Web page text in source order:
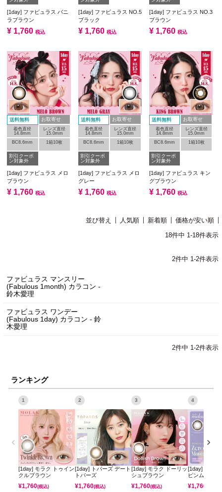
[1day] ファビュラス バニ
ラブラウン
¥ 1,760 税込
[1day] ファビュラス NO.5
ブラック
¥ 1,760 税込
[1day] ファビュラス NO.3
ブラウン
¥ 1,760 税込
送料無料 お取寄せ
着色直径
14.8mm
レンズ直径
15.0mm
BC8.6mm
1箱10枚
割引クーポ
ン対象外
[1day] ファビュラス メロ
ブラウン
¥ 1,760 税込
送料無料 お取寄せ
着色直径
14.8mm
レンズ直径
15.0mm
BC8.6mm
1箱10枚
割引クーポ
ン対象外
[1day] ファビュラス メロ
グレー
¥ 1,760 税込
送料無料 お取寄せ
着色直径
14.8mm
レンズ直径
15.0mm
BC8.6mm
1箱10枚
割引クーポ
ン対象外
[1day] ファビュラス キン
グブラウン
¥ 1,760 税込
並び替え 人気順 新着順
価格が安い順
18件中 1-18件表示
2件中 1 -2件表示
ファビュラス マンスリー
(Fabulous 1month) カラコン -
鈴木愛理
ファビュラス ワンデー
(Fabulous 1day) カラコン - 鈴
木愛理
2件中 1-2件表示
ランキング
1
[1day] モラク トゥイン
クルブラウン
¥1,760(税込)
2
[1day] トパーズ デート
トパーズ
¥1,760(税込)
3
[1day] モラク ドーリッ
シュブラウン
¥1,760(税込)
4
[1day] ミレデ
ピンムーン
¥1,760